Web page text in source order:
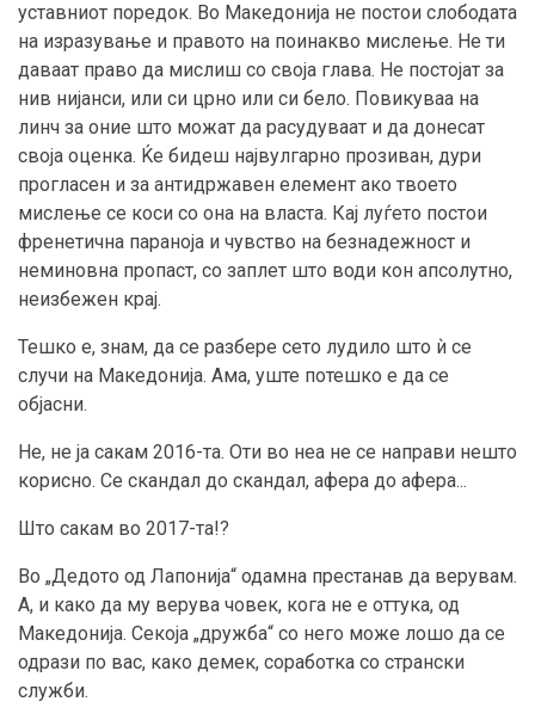
уставниот поредок. Во Македонија не постои слободата
на изразување и правото на поинакво мислење. Не ти
даваат право да мислиш со своја глава. Не постојат за
нив нијанси, или си црно или си бело. Повикуваа на
линч за оние што можат да расудуваат и да донесат
своја оценка. Ќе бидеш највулгарно прозиван, дури
прогласен и за антидржавен елемент ако твоето
мислење се коси со она на власта. Кај луѓето постои
френетична параноја и чувство на безнадежност и
неминовна пропаст, со заплет што води кон апсолутно,
неизбежен крај.
Тешко е, знам, да се разбере сето лудило што ѝ се
случи на Македонија. Ама, уште потешко е да се
објасни.
Не, не ја сакам 2016-та. Оти во неа не се направи нешто
корисно. Се скандал до скандал, афера до афера...
Што сакам во 2017-та!?
Во „Дедото од Лапонија“ одамна престанав да верувам.
А, и како да му верува човек, кога не е оттука, од
Македонија. Секоја „дружба“ со него може лошо да се
одрази по вас, како демек, соработка со странски
служби.